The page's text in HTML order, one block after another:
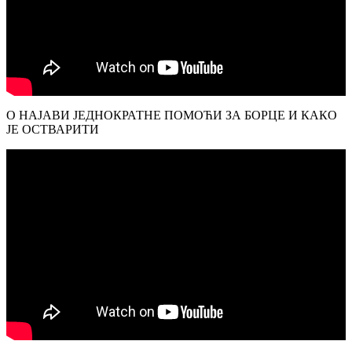
О НАЈАВИ ЈЕДНОКРАТНЕ ПОМОЋИ ЗА БОРЦЕ И КАКО
ЈЕ ОСТВАРИТИ